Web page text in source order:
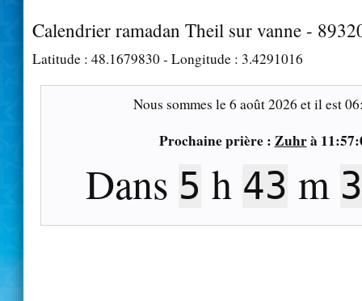
Calendrier ramadan Theil sur vanne -
Latitude : 48.1679830- Longitude : 3.4291016
Nous sommes le6 août 2026 et il est
Prochaine prière : Zuhrà
Dans 5 h 43 m